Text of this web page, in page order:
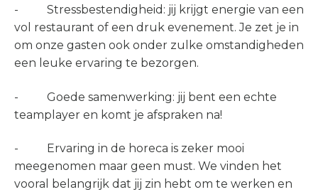
- Stressbestendigheid: jij krijgt energie van een
vol restaurant of een druk evenement. Je zet je in
om onze gasten ook onder zulke omstandigheden
een leuke ervaring te bezorgen.
- Goede samenwerking: jij bent een echte
teamplayer en komt je afspraken na!
- Ervaring in de horeca is zeker mooi
meegenomen maar geen must. We vinden het
vooral belangrijk dat jij zin hebt om te werken en